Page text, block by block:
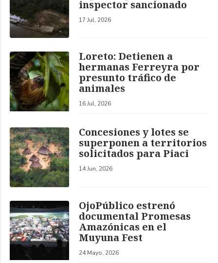
inspector sancionado
17 Jul, 2026
Loreto: Detienen a
hermanas Ferreyra por
presunto tráfico de
animales
16 Jul, 2026
Concesiones y lotes se
superponen a territorios
solicitados para Piaci
14 Jun, 2026
OjoPúblico estrenó
documental Promesas
Amazónicas en el
Muyuna Fest
24 Mayo, 2026